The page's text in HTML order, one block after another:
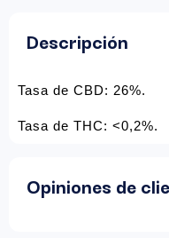
Descripción
Tasa de CBD: 26%.
Tasa de THC: <0,2%.
Opiniones de